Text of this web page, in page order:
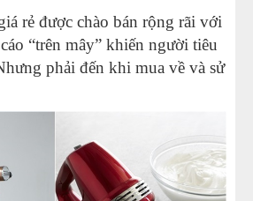
rẻ được chào bán rộng rãi với
“trên mây” khiến người tiêu
phải đến khi mua về và sử